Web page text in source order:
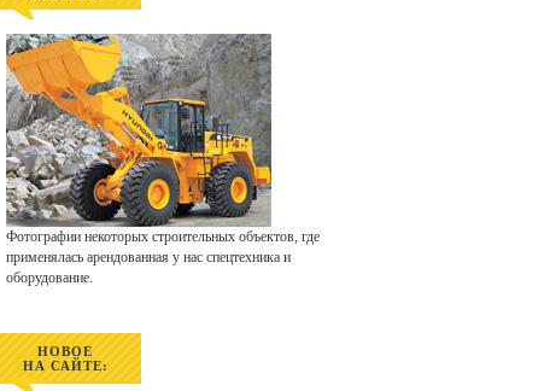
Фотографии некоторых строительных объектов, где
применялась арендованная у нас спецтехника и
оборудование.
НОВОЕ
НА САЙТЕ: